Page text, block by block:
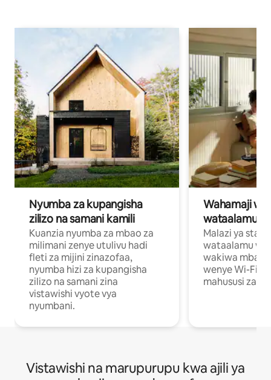
Nyumba za kupangisha
zilizo na samani kamili
Kuanzia nyumba za mbao za
milimani zenye utulivu hadi
fleti za mijini zinazofaa,
nyumba hizi za kupangisha
zilizo na samani zina
vistawishi vyote vya
nyumbani.
Wahamaji
wataalamu
Malazi ya
wataalamu
wakiwa mbali
wenye Wi-Fi
mahususi za
Vistawishi na marupurupu kwa ajili ya